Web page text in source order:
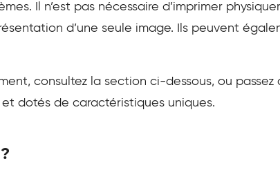
Il n’est pas nécessaire d’imprimer
d’une seule image. Ils peuvent
consultez la section ci-dessous, ou passez
dotés de caractéristiques uniques.